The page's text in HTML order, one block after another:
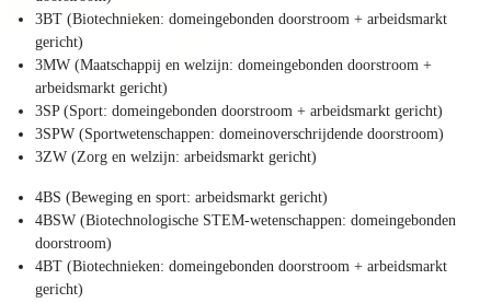
3BT (Biotechnieken: domeingebonden doorstroom + arbeidsmarkt
gericht)
3MW (Maatschappij en welzijn: domeingebonden doorstroom +
arbeidsmarkt gericht)
3SP (Sport: domeingebonden doorstroom + arbeidsmarkt gericht)
3SPW (Sportwetenschappen: domeinoverschrijdende doorstroom)
3ZW (Zorg en welzijn: arbeidsmarkt gericht)
4BS (Beweging en sport: arbeidsmarkt gericht)
4BSW (Biotechnologische STEM-wetenschappen: domeingebonden
doorstroom)
4BT (Biotechnieken: domeingebonden doorstroom + arbeidsmarkt
gericht)